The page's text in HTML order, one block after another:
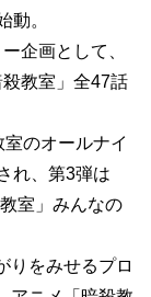
動。
企画として、
教室」全47話
のオールナイ
れ、第3弾は
室」みんなの
りをみせるプロ